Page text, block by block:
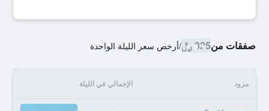
صفقات من325 ﷼ /أرخص سعر الليلة الواحدة
مزود الإجمالي في الليلة